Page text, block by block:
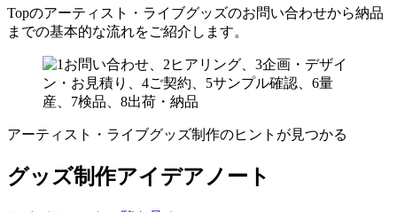
Topのアーティスト・ライブグッズのお問い合わせから納品
までの基本的な流れをご紹介します。
アーティスト・ライブグッズ制作のヒントが見つかる
グッズ制作アイデアノート